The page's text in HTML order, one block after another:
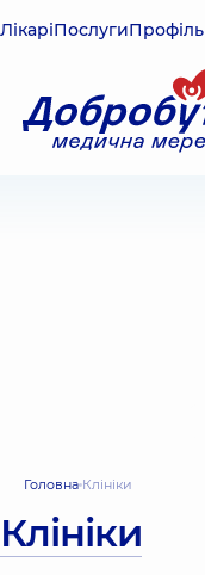
ЛікаріПослуги
Головна Клініки
Клініки